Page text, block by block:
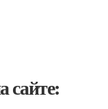
сайте: